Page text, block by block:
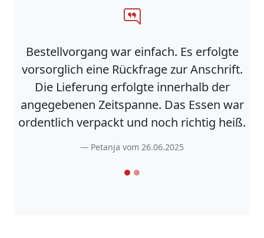
Bestellvorgang war einfach. Es erfolgte
vorsorglich eine Rückfrage zur Anschrift.
Die Lieferung erfolgte innerhalb der
angegebenen Zeitspanne. Das Essen war
ordentlich verpackt und noch richtig heiß.
Petanja vom 26.06.2025